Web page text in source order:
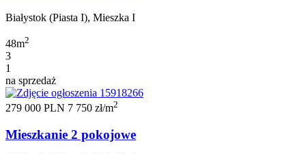
Białystok (Piasta I), Mieszka I
48m2
3
1
na sprzedaż
279 000 PLN 7 750 zł/m2
Mieszkanie 2 pokojowe